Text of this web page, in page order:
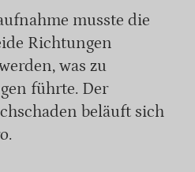
musste die
Richtungen
was zu
führte. Der
beläuft sich